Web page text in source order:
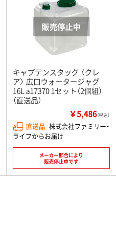
キャプテンスタッグ 〈クレ
ア〉 広口ウォータージャグ
16L a17370 1セット（2個組）
（直送品）
￥5,486（税込）
直送品 株式会社ファミリー・
ライフからお届け
メーカー都合により
販売停止中です